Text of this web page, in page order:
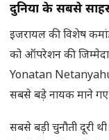
दुनिया के सबसे
इजरायल की विशेष
को ऑपरेशन की
Yonatan
सबसे बड़े नायक माने
सबसे बड़ी चुनौती दूरी